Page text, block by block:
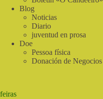
Blog
Noticias
Diario
juventud en prosa
Doe
Pessoa física
Donación de Negocios
feiras